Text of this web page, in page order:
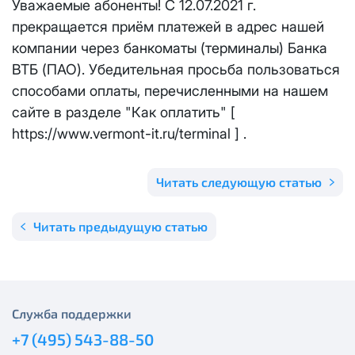
Уважаемые абоненты! С 12.07.2021 г.
прекращается приём платежей в адрес нашей
компании через банкоматы (терминалы) Банка
ВТБ (ПАО). Убедительная просьба пользоваться
способами оплаты, перечисленными на нашем
сайте в разделе "Как оплатить" [
https://www.vermont-it.ru/terminal ] .
Читать предыдущую статью
Читать следующую статью
Служба поддержки
+7 (495) 543-88-50
Телевидение
Аренда оборудования
Отправить
Я даюсогласие на обработку персональных данныхв
соответствии сПолитикой в отношении обработки
персональных данных
КС 300
НП20
КС 500
МойДом100
Email*
Адрес подключения*
соответствии сПолитикой в отношении обработки
Email*
Я даю согласие на обработку персональных данных
соответствии сПолитикой в отношении обработки
лицевого счета единовременно списывается
рублей.